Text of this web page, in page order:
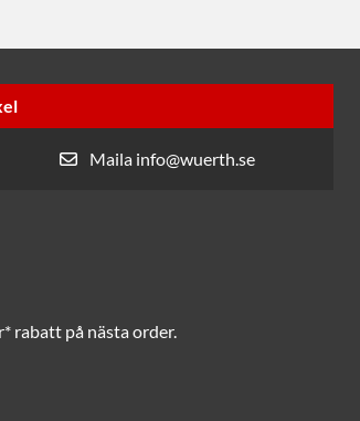
Maila info@wuerth.se
rabatt på nästa order.